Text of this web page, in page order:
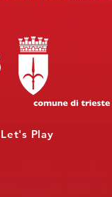
Let's Play